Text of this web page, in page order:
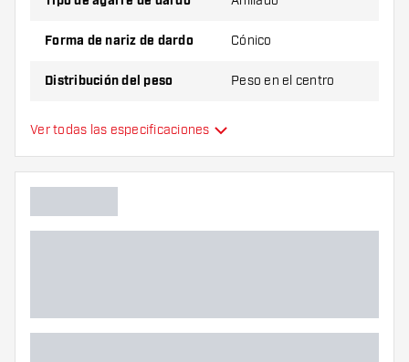
Forma de nariz de dardo Cónico
Distribución del peso Peso en el centro
Material de dardo
Agarre de punta de dardo
Forma de dardo
Ver todas las especificaciones